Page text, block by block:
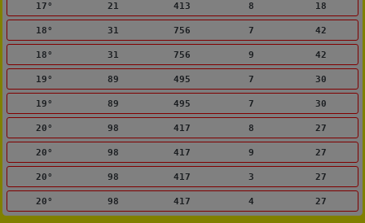
17° 21 413 8 18
18° 31 756 7 42
18° 31 756 9 42
19° 89 495 7 30
19° 89 495 7 30
20° 98 417 8 27
20° 98 417 9 27
20° 98 417 3 27
20° 98 417 4 27